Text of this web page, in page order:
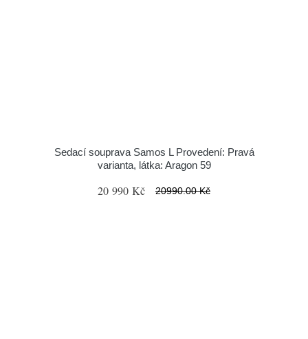
Sedací souprava Samos L Provedení: Pravá
varianta, látka: Aragon 59
20 990 Kč 20990.00 Kč